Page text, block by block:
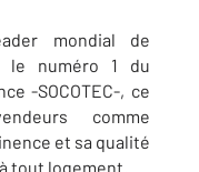
mondial de
le numéro 1 du
-SOCOTEC-, ce
comme
et sa qualité
tout logement.